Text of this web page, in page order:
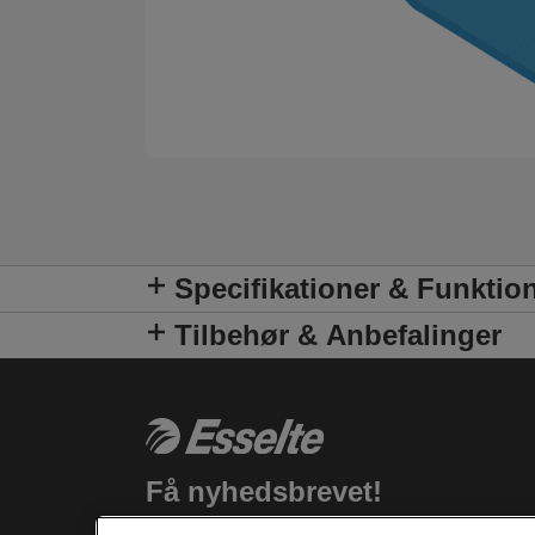
Specifikationer &
Tilbehør & Anbefalinger
Få nyhedsbrevet!